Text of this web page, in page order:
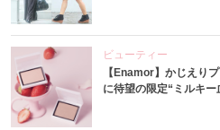
ビューティー
【Enamor】かじえり
に待望の限定“ミルキー